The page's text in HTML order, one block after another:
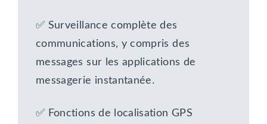
✅ Surveillance complète des
communications, y compris des
messages sur les applications de
messagerie instantanée.
✅ Fonctions de localisation GPS